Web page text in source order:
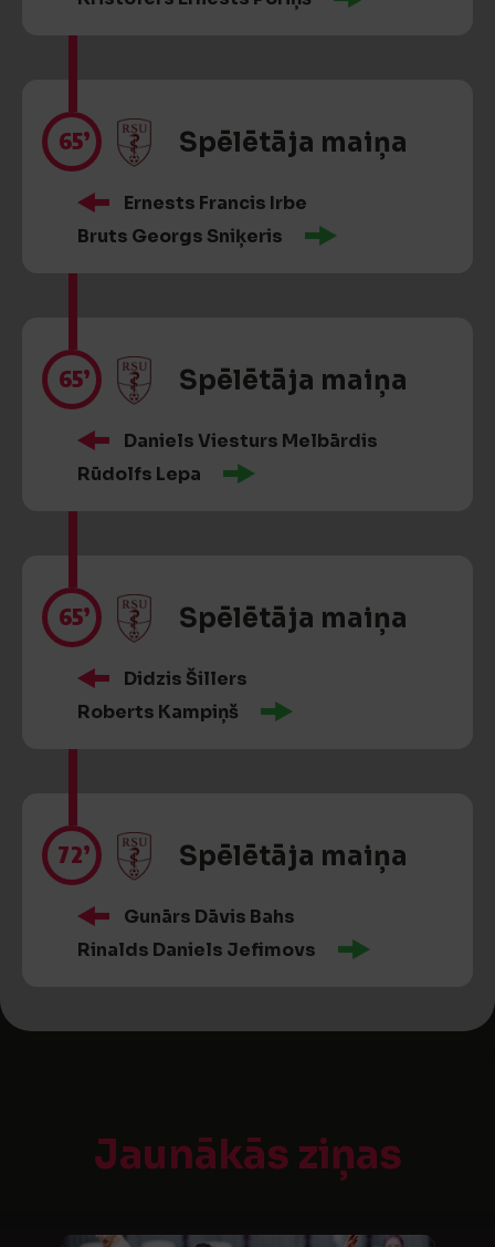
65’ Spēlētāja maiņa
Ernests Francis Irbe
Bruts Georgs Sniķeris
65’ Spēlētāja maiņa
Daniels Viesturs Melbārdis
Rūdolfs Lepa
65’ Spēlētāja maiņa
Didzis Šillers
Roberts Kampiņš
72’ Spēlētāja maiņa
Gunārs Dāvis Bahs
Rinalds Daniels Jefimovs
Jaunākās ziņas